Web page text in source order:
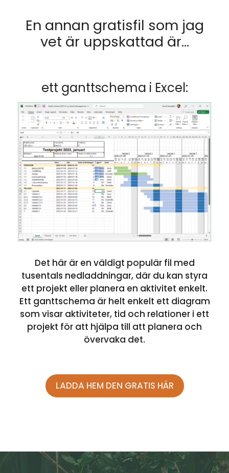
En annan gratisfil som jag
vet är uppskattad är…
ett ganttschema i Excel:
Det här är en väldigt populär fil med
tusentals nedladdningar, där du kan styra
ett projekt eller planera en aktivitet enkelt.
Ett ganttschema är helt enkelt ett diagram
som visar aktiviteter, tid och relationer i ett
projekt för att hjälpa till att planera och
övervaka det.
LADDA HEM DEN GRATIS HÄR